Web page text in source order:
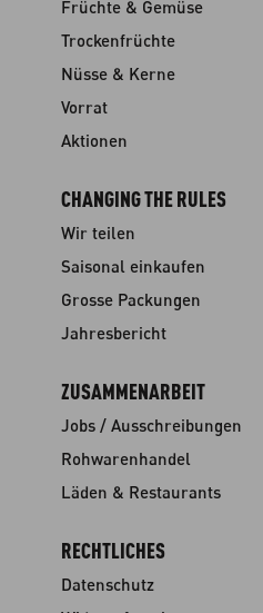
Früchte & Gemüse
Trockenfrüchte
Nüsse & Kerne
Vorrat
Aktionen
CHANGING THE RULES
Wir teilen
Saisonal einkaufen
Grosse Packungen
Jahresbericht
ZUSAMMENARBEIT
Jobs / Ausschreibungen
Rohwarenhandel
Läden & Restaurants
RECHTLICHES
Datenschutz